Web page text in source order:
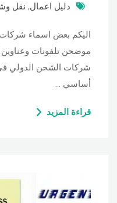
دليل اعمال, نقل
اليكم بعض اسماء
موضحن تلفونات
شركات الشحن الدولي
أساسي …
قراءة المزيد